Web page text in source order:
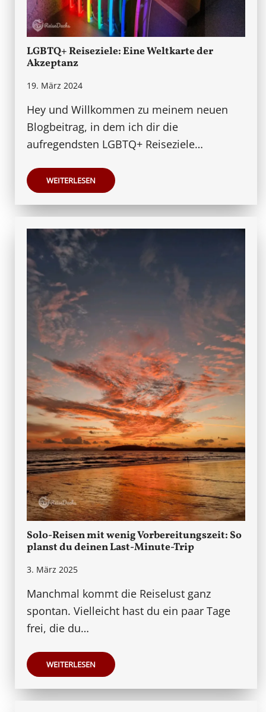
LGBTQ+ Reiseziele: Eine Weltkarte der
Akzeptanz
19. März 2024
Hey und Willkommen zu meinem neuen
Blogbeitrag, in dem ich dir die
aufregendsten LGBTQ+ Reiseziele…
WEITERLESEN
Solo-Reisen mit wenig Vorbereitungszeit: So
planst du deinen Last-Minute-Trip
3. März 2025
Manchmal kommt die Reiselust ganz
spontan. Vielleicht hast du ein paar Tage
frei, die du…
WEITERLESEN